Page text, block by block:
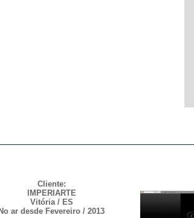
Cliente:
IMPERIARTE
Vitória / ES
ar desde Fevereiro / 2013